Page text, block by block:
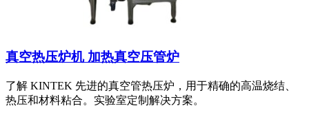
真空热压炉机 加热真空压管炉
了解 KINTEK 先进的真空管热压炉，用于精确的高温烧结、
热压和材料粘合。实验室定制解决方案。